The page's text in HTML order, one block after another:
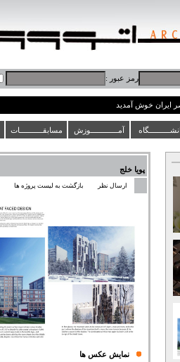
رمز عبور :
ایران خوش آمدید
آمـــــــــــــوزش مسابقـــــــــــات
پویا خلج
ارسال نظر بازگشت به لیست پروژه ها
نمایش عکس ها